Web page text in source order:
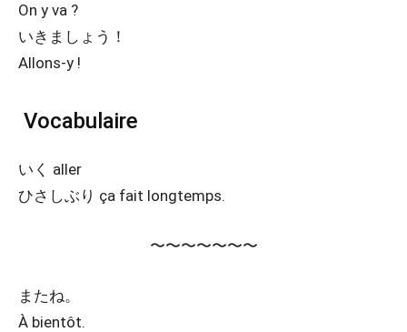
On y va ?
いきましょう！
Allons-y !
Vocabulaire
いく aller
ひさしぶり ça fait longtemps.
〜〜〜〜〜〜〜
またね。
À bientôt.